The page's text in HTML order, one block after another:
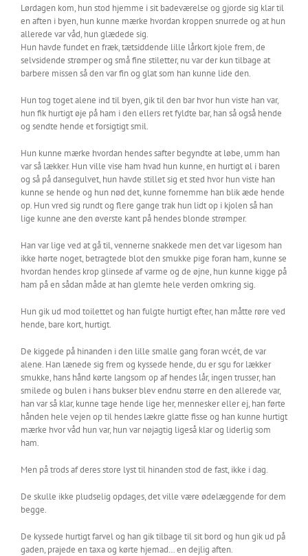
Lørdagen kom, hun stod hjemme i sit badeværelse og gjorde sig klar til
en aften i byen, hun kunne mærke hvordan kroppen snurrede og at hun
allerede var våd, hun glædede sig.
Hun havde fundet en fræk, tætsiddende lille lårkort kjole frem, de
selvsidende strømper og små fine stiletter, nu var der kun tilbage at
barbere missen så den var fin og glat som han kunne lide den.
Hun tog toget alene ind til byen, gik til den bar hvor hun viste han var,
hun fik hurtigt øje på ham i den ellers ret fyldte bar, han så også hende
og sendte hende et forsigtigt smil.
Hun kunne mærke hvordan hendes safter begyndte at løbe, umm han
var så lækker. Hun ville vise ham hvad hun kunne, en hurtigt øl i baren
og så på dansegulvet, hun havde stillet sig et sted hvor hun viste han
kunne se hende og hun nød det, kunne fornemme han blik æde hende
op. Hun vred sig rundt og flere gange trak hun lidt op i kjolen så han
lige kunne ane den øverste kant på hendes blonde strømper.
Han var lige ved at gå til, vennerne snakkede men det var ligesom han
ikke hørte noget, betragtede blot den smukke pige foran ham, kunne se
hvordan hendes krop glinsede af varme og de øjne, hun kunne kigge på
ham på en sådan måde at han glemte hele verden omkring sig.
Hun gik ud mod toilettet og han fulgte hurtigt efter, han måtte røre ved
hende, bare kort, hurtigt.
De kiggede på hinanden i den lille smalle gang foran wcét, de var
alene. Han lænede sig frem og kyssede hende, du er sgu for lækker
smukke, hans hånd kørte langsom op af hendes lår, ingen trusser, han
smilede og bulen i hans bukser blev endnu større en den allerede var,
han var så klar, kunne tage hende lige her, mennesker eller ej, han førte
hånden hele vejen op til hendes lækre glatte fisse og han kunne hurtigt
mærke hvor våd hun var, hun var nøjagtig ligeså klar og liderlig som
ham.
Men på trods af deres store lyst til hinanden stod de fast, ikke i dag.
De skulle ikke pludselig opdages, det ville være ødelæggende for dem
begge.
De kyssede hurtigt farvel og han gik tilbage til sit bord og hun gik ud på
gaden, prajede en taxa og kørte hjemad… en dejlig aften.